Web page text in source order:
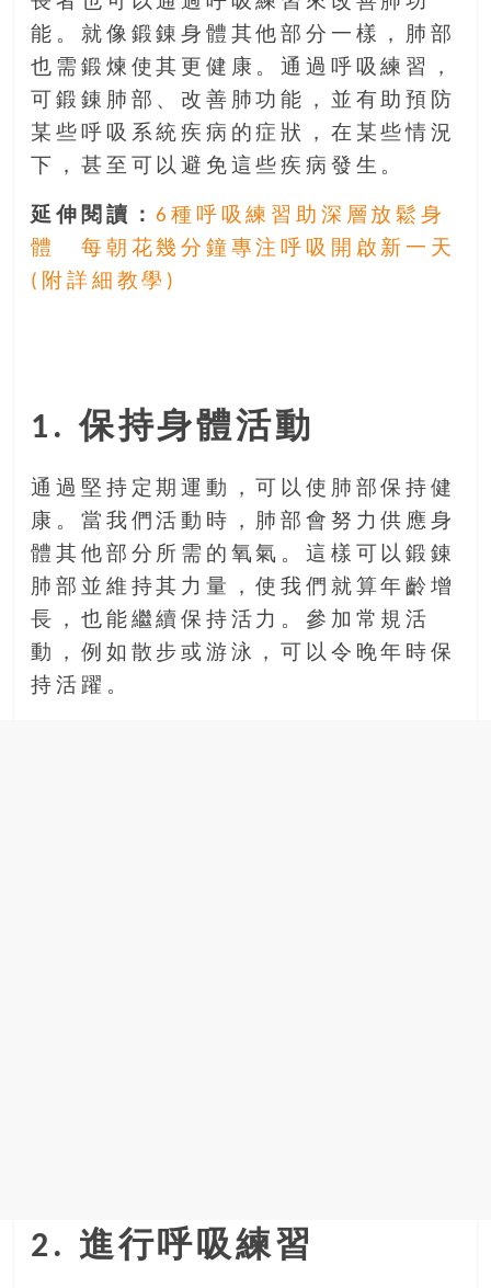
豐
盛
的
第
二
人
生。
能。就像鍛錬身體其他部分一樣，肺部
也需鍛煉使其更健康。通過呼吸練習，
可鍛錬肺部、改善肺功能，並有助預防
某些呼吸系統疾病的症狀，在某些情況
下，甚至可以避免這些疾病發生。
延伸閱讀：6種呼吸練習助深層放鬆身
體 每朝花幾分鐘專注呼吸開啟新一天
(附詳細教學)
1. 保持身體活動
通過堅持定期運動，可以使肺部保持健
康。當我們活動時，肺部會努力供應身
體其他部分所需的氧氣。這樣可以鍛錬
肺部並維持其力量，使我們就算年齡增
長，也能繼續保持活力。參加常規活
動，例如散步或游泳，可以令晚年時保
持活躍。
2. 進行呼吸練習